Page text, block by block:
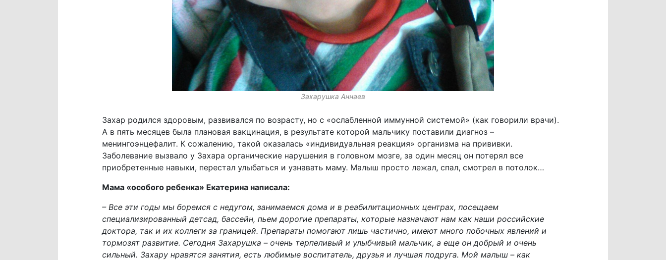
Захарушка Аннаев
Захар родился здоровым, развивался по возрасту, но с «ослабленной иммунной системой» (как говорили врачи).
А в пять месяцев была плановая вакцинация, в результате которой мальчику поставили диагноз –
менингоэнцефалит. К сожалению, такой оказалась «индивидуальная реакция» организма на прививки.
Заболевание вызвало у Захара органические нарушения в головном мозге, за один месяц он потерял все
приобретенные навыки, перестал улыбаться и узнавать маму. Малыш просто лежал, спал, смотрел в потолок…
Мама «особого ребенка» Екатерина написала:
– Все эти годы мы боремся с недугом, занимаемся дома и в реабилитационных центрах, посещаем
специализированный детсад, бассейн, пьем дорогие препараты, которые назначают нам как наши российские
доктора, так и их коллеги за границей. Препараты помогают лишь частично, имеют много побочных явлений и
тормозят развитие. Сегодня Захарушка – очень терпеливый и улыбчивый мальчик, а еще он добрый и очень
сильный. Захару нравятся занятия, есть любимые воспитатель, друзья и лучшая подруга. Мой малыш – как